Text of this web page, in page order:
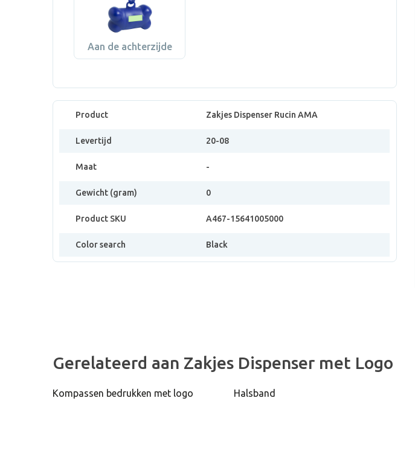
Aan de achterzijde
Product Zakjes Dispenser Rucin AMA
Levertijd 20-08
Maat -
Gewicht (gram) 0
Product SKU A467-15641005000
Color search Black
Gerelateerd aan Zakjes Dispenser met Logo
Kompassen bedrukken met logo Halsband